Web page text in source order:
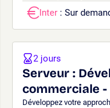
Inter : Sur
Serveur :
commerciale -
Développez votre
2 jours